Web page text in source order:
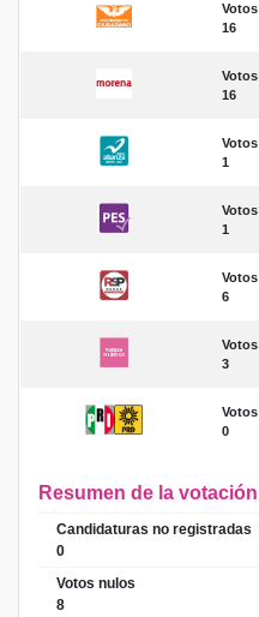
Votos
16
Votos
16
Votos
1
Votos
1
Votos
6
Votos
3
Votos
0
Resumen de la votación
Candidaturas no registradas
0
Votos nulos
8